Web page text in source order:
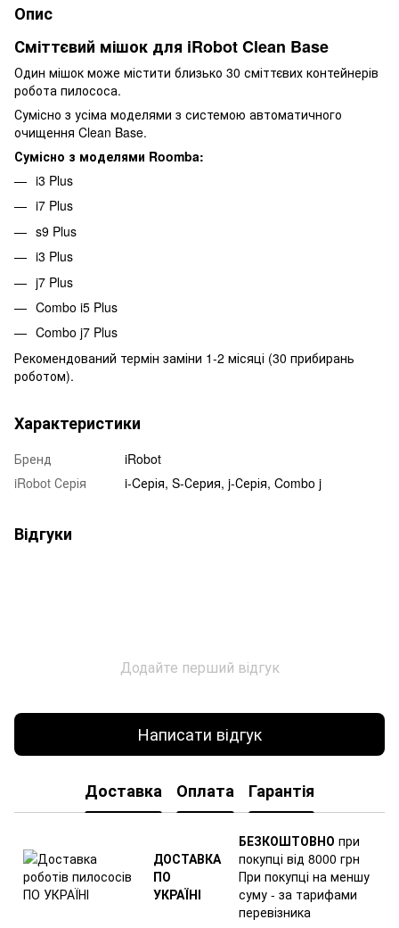
Опис
Сміттєвий мішок для iRobot Clean Base
Один мішок може містити близько 30 сміттєвих контейнерів
робота пилососа.
Сумісно з усіма моделями з системою автоматичного
очищення Clean Base.
Сумісно з моделями Roomba:
i3 Plus
i7 Plus
s9 Plus
i3 Plus
j7 Plus
Combo i5 Plus
Combo j7 Plus
Рекомендований термін заміни 1-2 місяці (30 прибирань
роботом).
Характеристики
Бренд
iRobot
iRobot Серія
i-Cерія, S-Серия, j-Серія, Combo j
Відгуки
Додайте перший відгук
Написати відгук
Доставка Оплата Гарантія
ДОСТАВКА
ПО
УКРАЇНІ
БЕЗКОШТОВНО при
покупці від 8000 грн
При покупці на меншу
суму - за тарифами
перевізника